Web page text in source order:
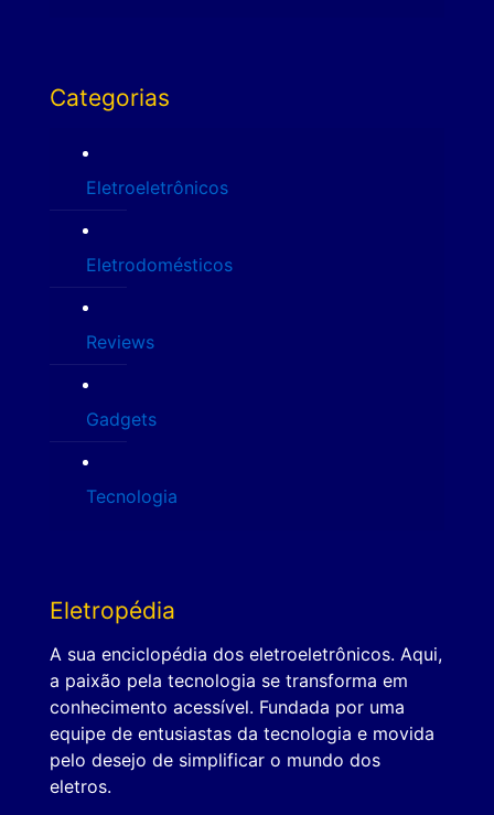
Categorias
Eletroeletrônicos
Eletrodomésticos
Reviews
Gadgets
Tecnologia
Eletropédia
A sua enciclopédia dos eletroeletrônicos. Aqui,
a paixão pela tecnologia se transforma em
conhecimento acessível. Fundada por uma
equipe de entusiastas da tecnologia e movida
pelo desejo de simplificar o mundo dos
eletros.